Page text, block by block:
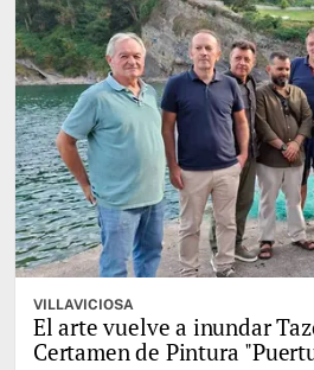
VILLAVICIOSA
El arte vuelve a inundar
Certamen de Pintura